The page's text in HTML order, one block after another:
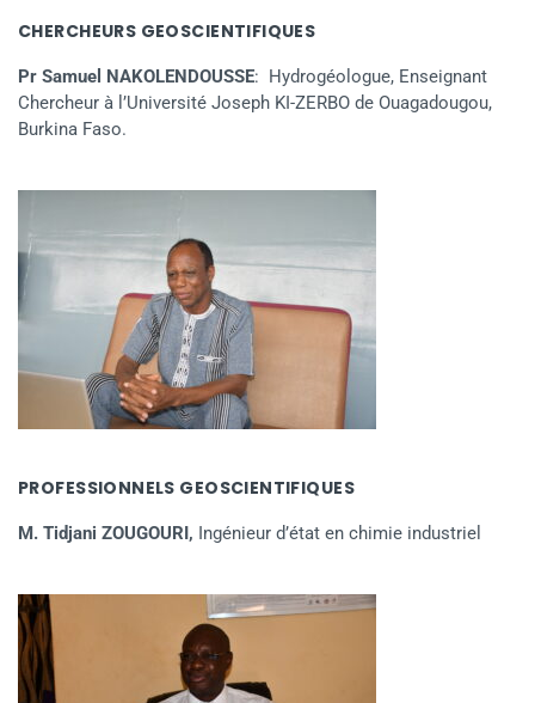
CHERCHEURS GEOSCIENTIFIQUES
Pr Samuel NAKOLENDOUSSE: Hydrogéologue, Enseignant
Chercheur à l’Université Joseph KI-ZERBO de Ouagadougou,
Burkina Faso.
PROFESSIONNELS GEOSCIENTIFIQUES
M. Tidjani ZOUGOURI, Ingénieur d’état en chimie industriel